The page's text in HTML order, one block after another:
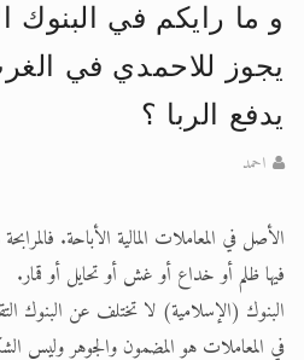
الحجّ..
اقرأ هذا
و ما رايكم في البنوك
يجوز للاحمدي في
يدفع الربا ؟
احمد
الأصل في المعاملات المالية الأباحة.
فيها ظلم أو خداع أو غش أو تحايل أو قمار.
البنوك (الإسلامية) لا تختلف عن البنوك
في المعاملات هو المضمون والجوهر وليس